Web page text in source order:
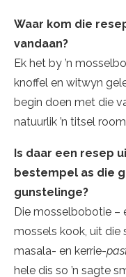
Waar kom die
vandaan?
Ek het by ’n
knoffel en witwyn
begin doen met die
natuurlik ’n titsel
Is daar een resep
bestempel as die
gunstelinge?
Die mosselbobotie –
mossels kook, uit die
masala- en kerrie-
hele dis so ’n sagte